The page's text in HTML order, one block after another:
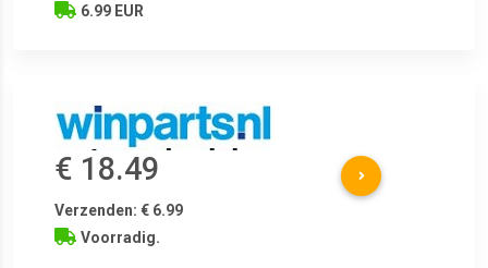
6.99 EUR
€ 18.49
Verzenden: € 6.99
Voorradig.